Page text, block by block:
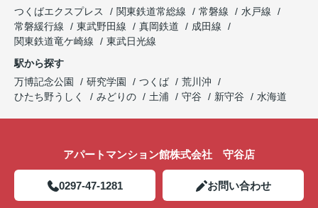
つくばエクスプレス
関東鉄道常総線 常磐線
水戸線
常磐緩行線
東武野田線 真岡鉄道
成田線
関東鉄道竜ケ崎線
東武日光線
駅から探す
万博記念公園
研究学園 つくば
荒川沖
ひたち野うしく
みどりの 土浦 守谷 新守谷 水海道
アパートマンション館株式会社 守谷店
0297-47-1281 お問い合わせ